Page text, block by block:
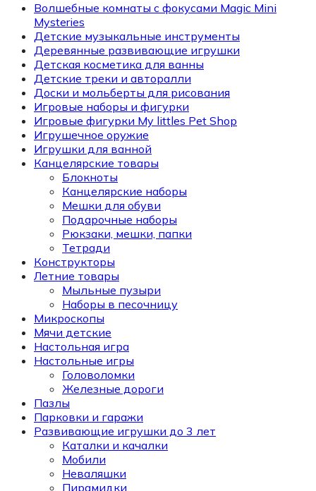
Волшебные комнаты с фокусами Magic Mini
Mysteries
Детские музыкальные инструменты
Деревянные развивающие игрушки
Детская косметика для ванны
Детские треки и авторалли
Доски и мольберты для рисования
Игровые наборы и фигурки
Игровые фигурки My littles Pet Shop
Игрушечное оружие
Игрушки для ванной
Канцелярские товары
Блокноты
Канцелярские наборы
Мешки для обуви
Подарочные наборы
Рюкзаки, мешки, папки
Тетради
Конструкторы
Летние товары
Мыльные пузыри
Наборы в песочницу
Микроскопы
Мячи детские
Настольная игра
Настольные игры
Головоломки
Железные дороги
Пазлы
Парковки и гаражи
Развивающие игрушки до 3 лет
Каталки и качалки
Мобили
Неваляшки
Пирамидки